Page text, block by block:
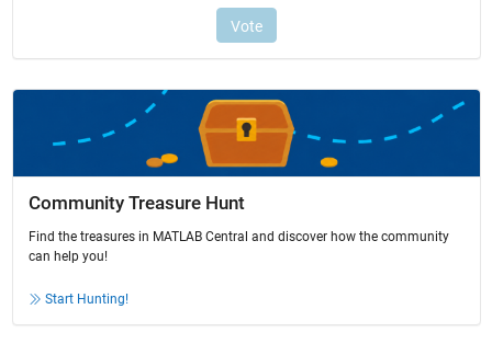
Community Treasure Hunt
Find the treasures in MATLAB Central and discover how the community
can help you!
Start Hunting!